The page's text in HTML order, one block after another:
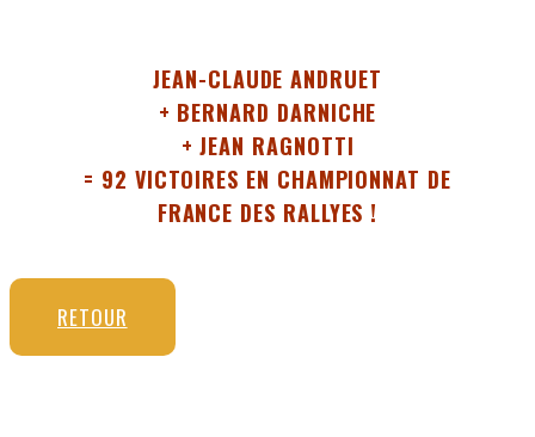
JEAN-CLAUDE ANDRUET
+ BERNARD DARNICHE
+ JEAN RAGNOTTI
= 92 VICTOIRES EN CHAMPIONNAT DE
FRANCE DES RALLYES !
RETOUR